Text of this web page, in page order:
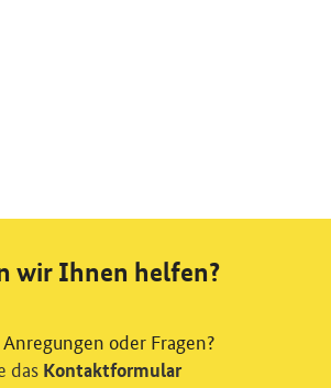
wir Ihnen helfen?
Anregungen oder Fragen?
das Kontaktformular